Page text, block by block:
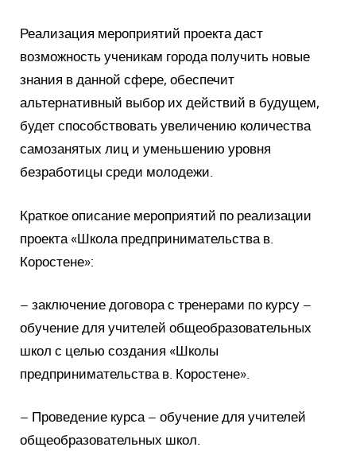
Реализация мероприятий проекта даст
возможность ученикам города получить новые
знания в данной сфере, обеспечит
альтернативный выбор их действий в будущем,
будет способствовать увеличению количества
самозанятых лиц и уменьшению уровня
безработицы среди молодежи.
Краткое описание мероприятий по реализации
проекта «Школа предпринимательства в.
Коростене»:
– заключение договора с тренерами по курсу –
обучение для учителей общеобразовательных
школ с целью создания «Школы
предпринимательства в. Коростене».
– Проведение курса – обучение для учителей
общеобразовательных школ.